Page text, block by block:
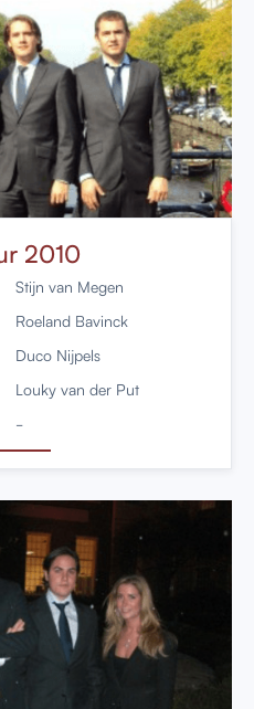
2010
Stijn van Megen
Roeland Bavinck
Duco Nijpels
Louky van der Put
-